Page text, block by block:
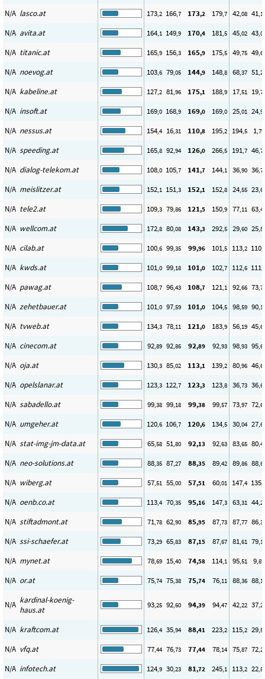
N/A lasco.at 173,2 166,7 173,2 179,7 42,08 41
N/A avita.at 164,1 149,9 170,4 181,5 45,02 43
N/A titanic.at 165,9 156,3 165,9 175,5 49,75 49
N/A noevog.at 103,6 79,05 144,9 148,8 68,37 51
N/A kabeline.at 127,2 81,96 175,1 188,9 17,51 19
N/A insoft.at 169,0 168,9 169,0 169,0 25,01 24
N/A nessus.at 154,4 16,31 110,8 195,2 194,5 1,79
N/A speeding.at 165,8 92,94 126,0 266,5 191,7 46
N/A dialog-telekom.at 108,0 105,7 141,7 144,1 36,90 36
N/A meislitzer.at 152,1 151,3 152,1 152,8 24,55 23
N/A tele2.at 109,3 79,86 121,5 150,9 77,11 63
N/A wellcom.at 172,8 80,08 143,3 292,5 29,60 25
N/A cilab.at 100,6 99,35 99,96 101,5 113,2 110
N/A kwds.at 101,0 99,18 101,0 102,7 112,6 111
N/A pawag.at 108,7 96,43 108,7 121,1 92,66 73
N/A zehetbauer.at 101,0 97,59 101,0 104,5 98,59 90
N/A tvweb.at 134,3 78,11 121,0 183,9 56,19 45
N/A cinecom.at 92,89 92,86 92,89 92,93 98,93 95
N/A oja.at 130,3 85,02 113,1 139,2 80,96 46
N/A opelslanar.at 123,3 122,7 123,3 123,8 36,73 36
N/A sabadello.at 99,38 99,18 99,38 99,57 73,97 72
N/A umgeher.at 120,6 106,7 120,6 134,5 30,04 27
N/A stat-img-jm-data.at 65,58 51,80 92,13 92,63 83,65 80
N/A neo-solutions.at 88,35 87,27 88,35 89,42 89,86 88
N/A wiberg.at 57,51 55,00 57,51 60,01 147,4 135
N/A oenb.co.at 113,4 70,35 95,16 147,3 63,31 44
N/A stiftadmont.at 71,78 62,90 85,95 87,73 87,77 86
N/A ssi-schaefer.at 73,29 65,83 87,15 87,67 81,61 79
N/A mynet.at 78,69 15,40 74,58 114,1 95,51 9,87
N/A or.at 75,74 75,38 75,74 76,11 88,36 88
N/A kardinal-koenig-
haus.at
93,25 92,60 94,39 94,47 42,22 37
N/A kraftcom.at 126,4 35,94 88,41 223,2 115,2 29
N/A vfq.at 77,44 76,73 77,44 78,14 75,87 72
N/A infotech.at 124,9 30,23 81,72 245,1 113,2 22